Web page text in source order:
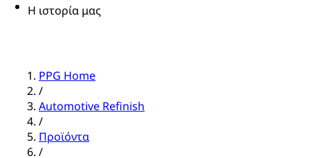
Η ιστορία μας
PPG Home
/
Automotive Refinish
/
Προϊόντα
/